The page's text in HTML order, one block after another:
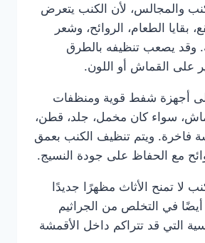
والمجالس، لأن الكنب يتعرض
بقايا الطعام، الروائح، وشعر
وقد يصعب تنظيفه بالطرق
على القماش أو اللون.
أجهزة شفط قوية ومنظفات
سواء كان مخمل، جلد، قطن،
فاخرة. ويتم تنظيف الكنب بعمق
مع الحفاظ على جودة النسيج.
لا تمنح الأثاث مظهرًا جديدًا
في التخلص من الجراثيم
التي قد تتراكم داخل الأقمشة